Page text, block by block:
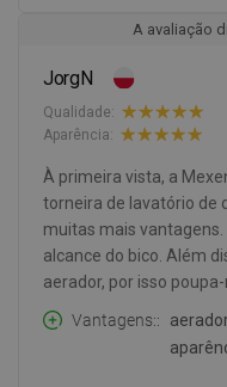
A avaliação
JorgN
Qualidade:
Aparência:
À primeira vista, a
torneira de lavatório de
muitas mais
alcance do bico. Além
aerador, por isso
Vantagens: